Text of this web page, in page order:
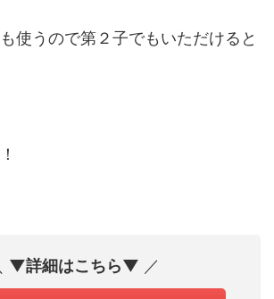
使うので第２子でもいただけると
▼詳細はこちら▼ ／